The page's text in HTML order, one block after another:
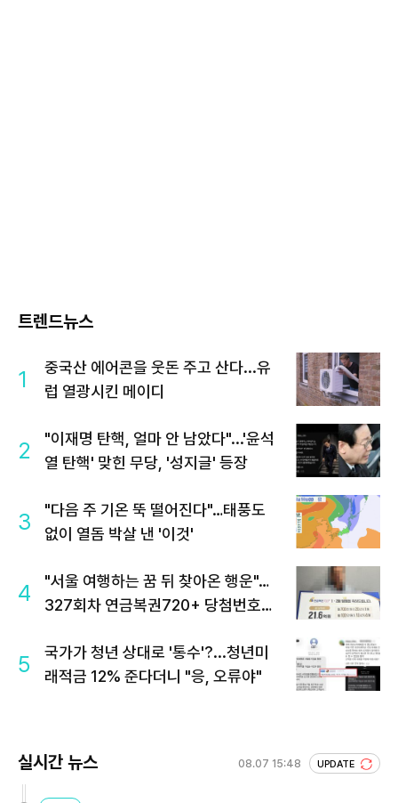
트렌드뉴스
1
중국산 에어콘을 웃돈 주고 산다...유
럽 열광시킨 메이디
2
"이재명 탄핵, 얼마 안 남았다"...'윤석
열 탄핵' 맞힌 무당, '성지글' 등장
3
"다음 주 기온 뚝 떨어진다"…태풍도
없이 열돔 박살 낸 '이것'
4
"서울 여행하는 꿈 뒤 찾아온 행운"…
327회차 연금복권720+ 당첨번호조
5
국가가 청년 상대로 '통수'?...청년미
래적금 12% 준다더니 "응, 오류야"
실시간 뉴스 08.07 15:48 UPDATE